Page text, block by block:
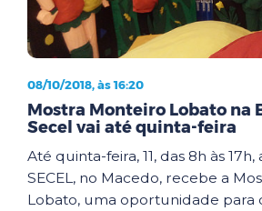
08/10/2018, às 16:20
Mostra Monteiro Lobato na
Secel vai até quinta-feira
Até quinta-feira, 11, das 8h às
SECEL, no Macedo, recebe a
Lobato, uma oportunidade para